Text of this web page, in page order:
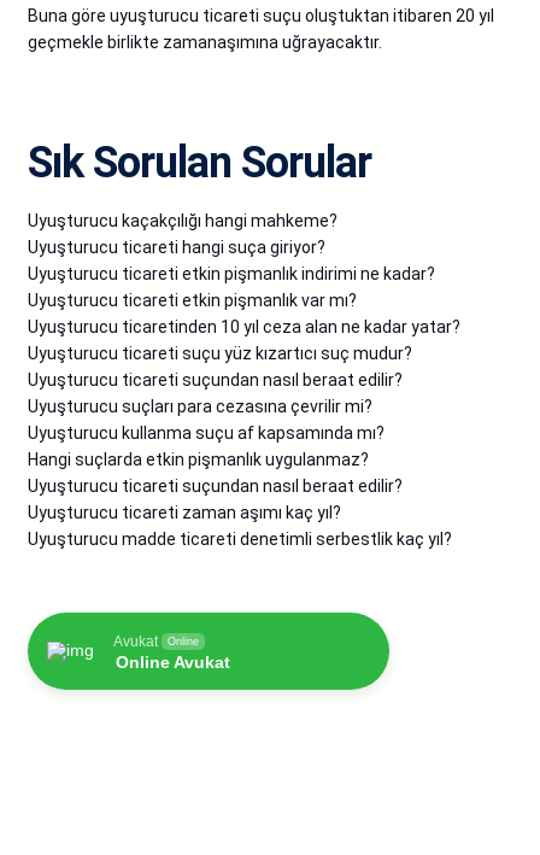
Buna göre uyuşturucu ticareti suçu oluştuktan itibaren 20 yıl
geçmekle birlikte zamanaşımına uğrayacaktır.
Sık Sorulan Sorular
Uyuşturucu kaçakçılığı hangi mahkeme?
Uyuşturucu ticareti hangi suça giriyor?
Uyuşturucu ticareti etkin pişmanlık indirimi ne kadar?
Uyuşturucu ticareti etkin pişmanlık var mı?
Uyuşturucu ticaretinden 10 yıl ceza alan ne kadar yatar?
Uyuşturucu ticareti suçu yüz kızartıcı suç mudur?
Uyuşturucu ticareti suçundan nasıl beraat edilir?
Uyuşturucu suçları para cezasına çevrilir mi?
Uyuşturucu kullanma suçu af kapsamında mı?
Hangi suçlarda etkin pişmanlık uygulanmaz?
Uyuşturucu ticareti suçundan nasıl beraat edilir?
Uyuşturucu ticareti zaman aşımı kaç yıl?
Uyuşturucu madde ticareti denetimli serbestlik kaç yıl?
Avukat Online
Online Avukat